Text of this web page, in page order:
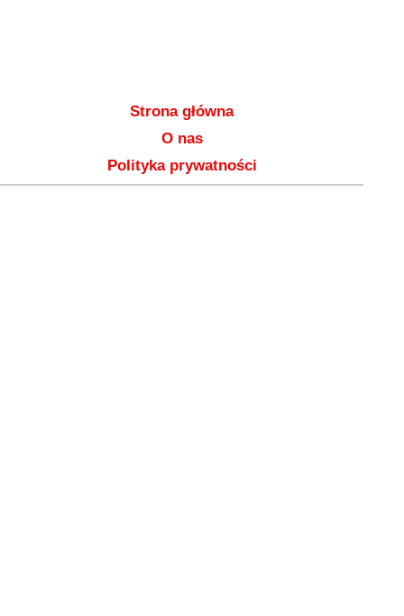
Strona główna
O nas
Polityka prywatności